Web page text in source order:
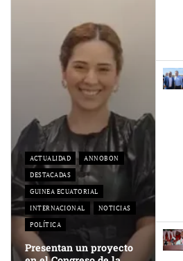
ACTUALIDAD
ANNOBON
DESTACADAS
GUINEA ECUATORIAL
INTERNACIONAL
NOTICIAS
POLÍTICA
Presentan un proyecto